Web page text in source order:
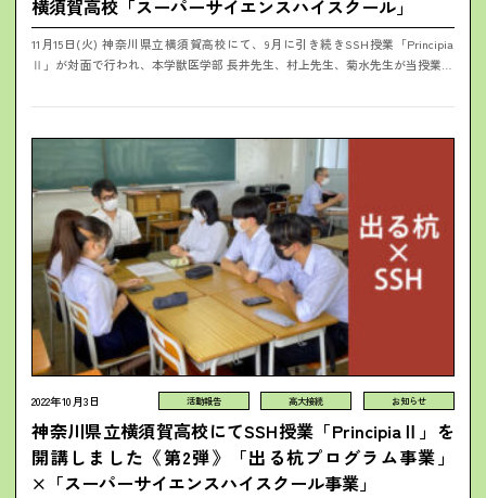
横須賀高校「スーパーサイエンスハイスクール」
11月15日(火) 神奈川県立横須賀高校にて、9月に引き続きSSH授業「Principia
Ⅱ」が対面で行われ、本学獣医学部 長井先生、村上先生、菊水先生が当授業を
2022年10月3日 お知らせ
高大接続
活動報告
神奈川県立横須賀高校にてSSH授業「PrincipiaⅡ」を
開講しました《第2弾》「出る杭プログラム事業」
×「スーパーサイエンスハイスクール事業」